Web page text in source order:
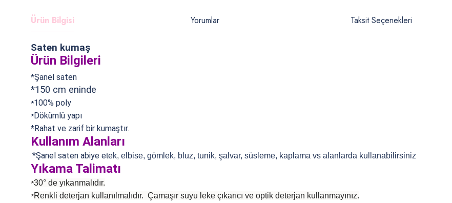
Ürün Bilgisi Yorumlar Taksit Seçenekleri
Saten kumaş
Ürün Bilgileri
*Şanel saten
*150 cm eninde
*100% poly
* Dökümlü yapı
*Rahat ve zarif bir kumaştır.
Kullanım Alanları
*Şanel saten abiye etek, elbise, gömlek, bluz, tunik, şalvar, süsleme, kaplama vs alanlarda kullanabilirsiniz
Yıkama Talimatı
*30° de yıkanmalıdır.
*Renkli deterjan kullanılmalıdır. Çamaşır suyu leke çıkarıcı ve optik deterjan kullanmayınız.